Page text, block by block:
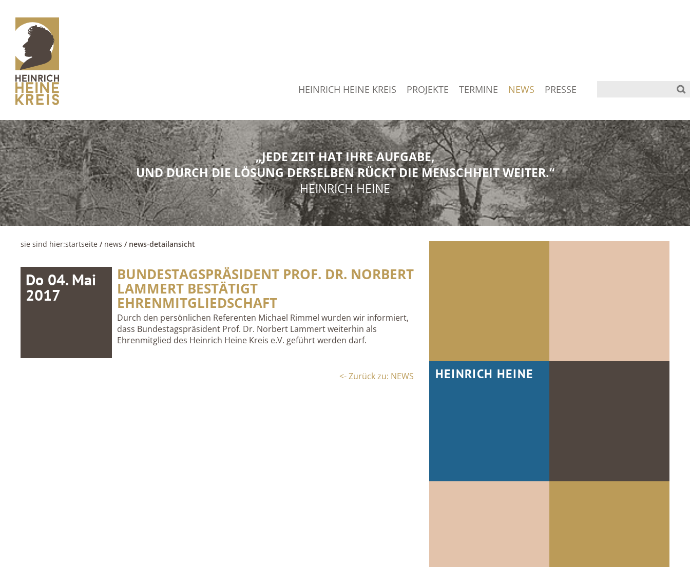
HEINRICH HEINE KREIS PROJEKTE TERMINE NEWS PRESSE
„JEDE ZEIT HAT IHRE AUFGABE,
UND DURCH DIE LÖSUNG DERSELBEN RÜCKT DIE MENSCHHEIT WEITER.“
HEINRICH HEINE
sie sind hier:startseite / news / news-detailansicht
Do 04. Mai
2017
BUNDESTAGSPRÄSIDENT PROF. DR. NORBERT
LAMMERT BESTÄTIGT
EHRENMITGLIEDSCHAFT
Durch den persönlichen Referenten Michael Rimmel wurden wir informiert,
dass Bundestagspräsident Prof. Dr. Norbert Lammert weiterhin als
Ehrenmitglied des Heinrich Heine Kreis e.V. geführt werden darf.
<- Zurück zu: NEWS HEINRICH HEINE